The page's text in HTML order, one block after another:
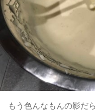
もう色んなもんの影だ